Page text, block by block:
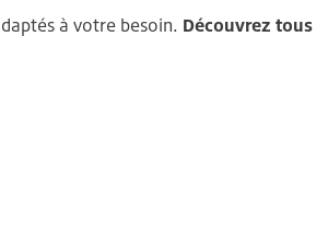
à votre besoin. Découvrez